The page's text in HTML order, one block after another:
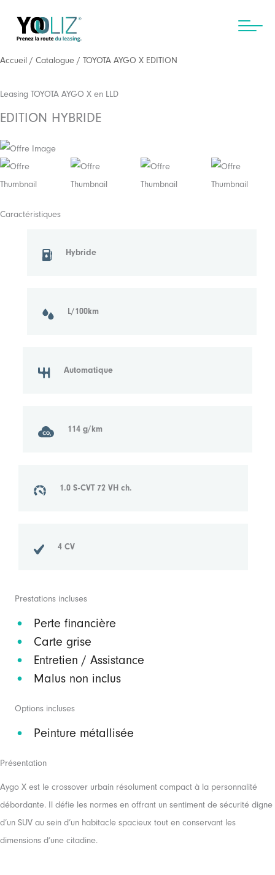
contenu
Accueil / Catalogue / TOYOTA AYGO X EDITION
Leasing TOYOTA AYGO X en LLD
EDITION HYBRIDE
Caractéristiques
Hybride
L/100km
Automatique
114 g/km
1.0 S-CVT 72 VH ch.
4 CV
Prestations incluses
Perte financière
Carte grise
Entretien / Assistance
Malus non inclus
Options incluses
Peinture métallisée
Présentation
Aygo X est le crossover urbain résolument compact à la personnalité
débordante. Il défie les normes en offrant un sentiment de sécurité digne
d’un SUV au sein d’un habitacle spacieux tout en conservant les
dimensions d’une citadine.